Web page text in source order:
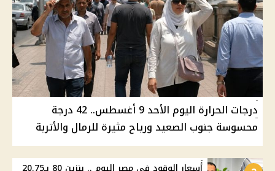
درجات الحرارة اليوم الأحد 9 أغسطس.. 42 درجة
محسوسة جنوب الصعيد ورياح مثيرة للرمال والأتربة